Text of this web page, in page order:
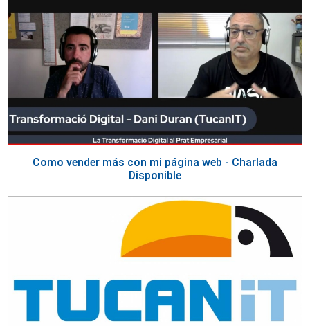
Como vender más con mi página web - Charlada
Disponible